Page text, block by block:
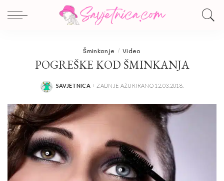
Šminkanje Video
POGREŠKE KOD ŠMINKANJA
POSTED
SAVJETNICA ZADNJE AŽURIRANO 12.03.2018.